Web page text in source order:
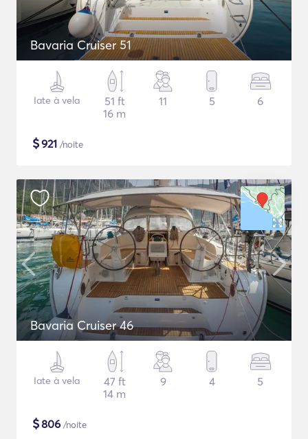
Bavaria Cruiser 51
Iate à vela
51 ft
16 m
11 5 6
$921 /noite
Bavaria Cruiser 46
Iate à vela
47 ft
14 m
9 4 5
$806 /noite